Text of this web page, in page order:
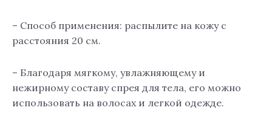
– Способ применения: распылите на кожу с
расстояния 20 см.
– Благодаря мягкому, увлажняющему и
нежирному составу спрея для тела, его можно
использовать на волосах и легкой одежде.